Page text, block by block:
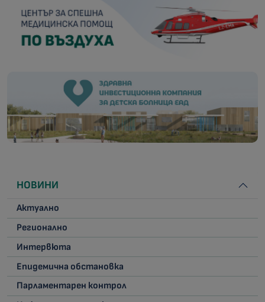
НОВИНИ
Актуално
Регионално
Интервюта
Епидемична обстановка
Парламентарен контрол